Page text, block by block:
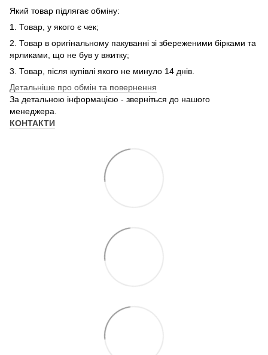
Який товар підлягає обміну:
1. Товар, у якого є чек;
2. Товар в оригінальному пакуванні зі збереженими бірками та
ярликами, що не був у вжитку;
3. Товар, після купівлі якого не минуло 14 днів.
Детальніше про обмін та повернення
За детальною інформацією - зверніться до нашого
менеджера.
КОНТАКТИ